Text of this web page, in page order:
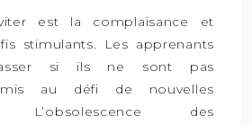
est la complaisance et
stimulants. Les apprenants
si ils ne sont pas
mis au défi de nouvelles
L’obsolescence des